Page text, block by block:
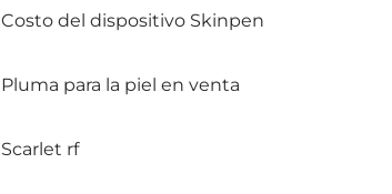
Costo del dispositivo Skinpen
Pluma para la piel en venta
Scarlet rf